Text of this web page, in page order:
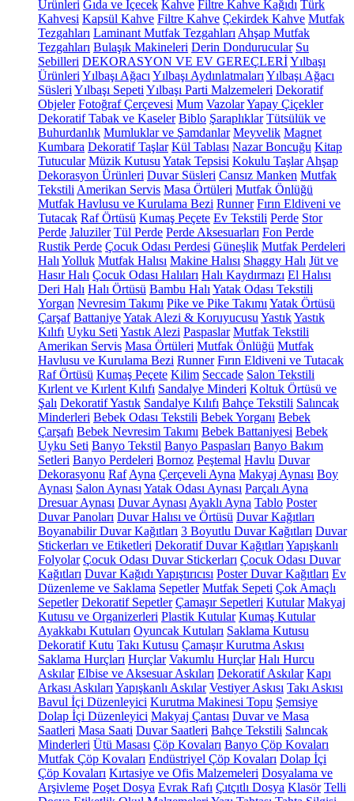
Ürünleri Gıda ve İçecek Kahve Filtre Kahve Kağıdı Türk
Kahvesi Kapsül Kahve Filtre Kahve Çekirdek Kahve Mutfak
Tezgahları Laminant Mutfak Tezgahları Ahşap Mutfak
Tezgahları Bulaşık Makineleri Derin Dondurucular Su
Sebilleri DEKORASYON VE EV GEREÇLERİYılbaşı
Ürünleri Yılbaşı Ağacı Yılbaşı Aydınlatmaları Yılbaşı Ağacı
Süsleri Yılbaşı Sepeti Yılbaşı Parti Malzemeleri Dekoratif
Objeler Fotoğraf Çerçevesi Mum VazolarYapay Çiçekler
Dekoratif Tabak ve Kaseler Biblo Şaraplıklar Tütsülük ve
Buhurdanlık Mumluklar ve Şamdanlar Meyvelik Magnet
Kumbara Dekoratif Taşlar Kül Tablası Nazar Boncuğu Kitap
Tutucular Müzik Kutusu Yatak Tepsisi Kokulu Taşlar Ahşap
Dekorasyon Ürünleri Duvar Süsleri Cansız Manken Mutfak
Tekstili Amerikan Servis Masa Örtüleri Mutfak Önlüğü
Mutfak Havlusu ve Kurulama Bezi Runner Fırın Eldiveni ve
Tutacak Raf Örtüsü Kumaş Peçete Ev Tekstili Perde Stor
Perde Jaluziler Tül Perde Perde Aksesuarları Fon Perde
Rustik Perde Çocuk Odası Perdesi Güneşlik Mutfak Perdeleri
Halı Yolluk Mutfak Halısı Makine Halısı Shaggy Halı Jüt ve
Hasır Halı Çocuk Odası Halıları Halı Kaydırmazı El Halısı
Deri Halı Halı Örtüsü Bambu Halı Yatak Odası Tekstili
Yorgan Nevresim Takımı Pike ve Pike Takımı Yatak Örtüsü
Çarşaf BattaniyeYatak Alezi & Koruyucusu YastıkYastık
Kılıfı Uyku Seti Yastık Alezi Paspaslar Mutfak Tekstili
Amerikan Servis Masa Örtüleri Mutfak Önlüğü Mutfak
Havlusu ve Kurulama Bezi Runner Fırın Eldiveni ve Tutacak
Raf Örtüsü Kumaş Peçete Kilim Seccade Salon Tekstili
Kırlent ve Kırlent Kılıfı Sandalye Minderi Koltuk Örtüsü ve
Şalı Dekoratif Yastık Sandalye Kılıfı Bahçe Tekstili Salıncak
Minderleri Bebek Odası Tekstili Bebek Yorganı Bebek
Çarşafı Bebek Nevresim Takımı Bebek Battaniyesi Bebek
Uyku Seti Banyo Tekstil Banyo Paspasları Banyo Bakım
Setleri Banyo Perdeleri Bornoz Peştemal Havlu Duvar
Dekorasyonu Raf Ayna Çerçeveli Ayna Makyaj Aynası Boy
Aynası Salon Aynası Yatak Odası Aynası Parçalı Ayna
Dresuar Aynası Duvar Aynası Ayaklı Ayna Tablo Poster
Duvar Panoları Duvar Halısı ve Örtüsü Duvar Kağıtları
Boyanabilir Duvar Kağıtları 3 Boyutlu Duvar Kağıtları Duvar
Stickerları ve Etiketleri Dekoratif Duvar Kağıtları Yapışkanlı
Folyolar Çocuk Odası Duvar Stickerları Çocuk Odası Duvar
Kağıtları Duvar Kağıdı Yapıştırıcısı Poster Duvar Kağıtları Ev
Düzenleme ve Saklama Sepetler Mutfak Sepeti Çok Amaçlı
Sepetler Dekoratif Sepetler Çamaşır Sepetleri Kutular Makyaj
Kutusu ve Organizerleri Plastik Kutular Kumaş Kutular
Ayakkabı Kutuları Oyuncak Kutuları Saklama Kutusu
Dekoratif Kutu Takı Kutusu Çamaşır Kurutma Askısı
Saklama Hurçları Hurçlar Vakumlu Hurçlar Halı Hurcu
Askılar Elbise ve Aksesuar Askıları Dekoratif Askılar Kapı
Arkası Askıları Yapışkanlı Askılar Vestiyer Askısı Takı Askısı
Bavul İçi Düzenleyici Kurutma Makinesi Topu Şemsiye
Dolap İçi Düzenleyici Makyaj Çantası Duvar ve Masa
Saatleri Masa Saati Duvar Saatleri Bahçe Tekstili Salıncak
Minderleri Ütü Masası Çöp Kovaları Banyo Çöp Kovaları
Mutfak Çöp Kovaları Endüstriyel Çöp Kovaları Dolap İçi
Çöp Kovaları Kırtasiye ve Ofis Malzemeleri Dosyalama ve
Arşivleme Poşet Dosya Evrak Rafı Çıtçıtlı Dosya Klasör Telli